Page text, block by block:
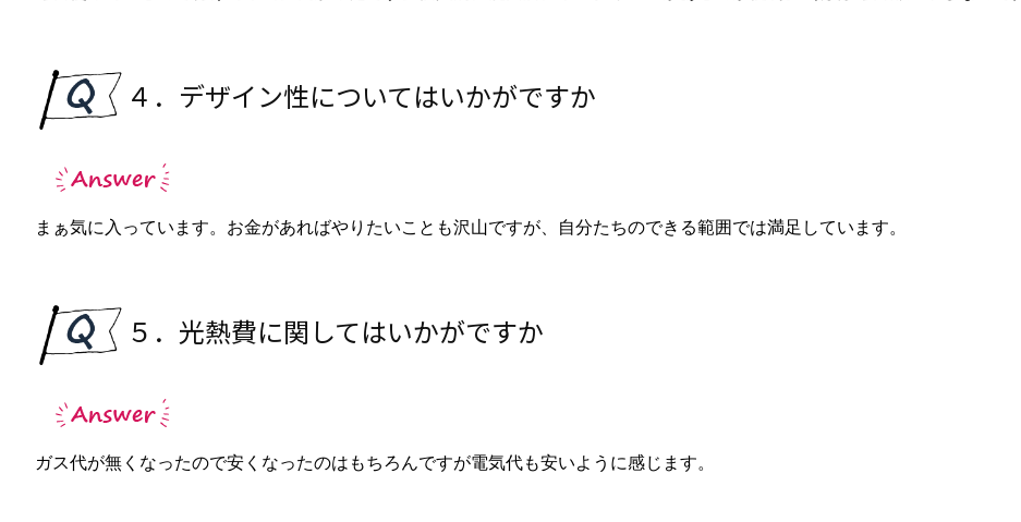
４．デザイン性についてはいかがですか
まぁ気に入っています。お金があればやりたいことも沢山ですが、自分たちのできる範囲では満足しています。
５．光熱費に関してはいかがですか
ガス代が無くなったので安くなったのはもちろんですが電気代も安いように感じます。